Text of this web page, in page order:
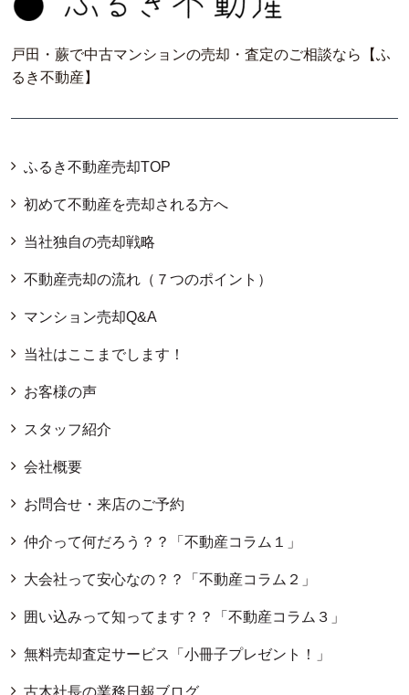
戸田・蕨で中古マンションの売却・査定のご相談なら【ふ
るき不動産】
ふるき不動産売却TOP
初めて不動産を売却される方へ
当社独自の売却戦略
不動産売却の流れ（７つのポイント）
マンション売却Q&A
当社はここまでします！
お客様の声
スタッフ紹介
会社概要
お問合せ・来店のご予約
仲介って何だろう？？「不動産コラム１」
大会社って安心なの？？「不動産コラム２」
囲い込みって知ってます？？「不動産コラム３」
無料売却査定サービス「小冊子プレゼント！」
古木社長の業務日報ブログ